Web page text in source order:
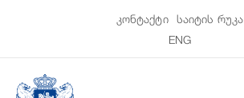
კონტაქტი
საიტის რუკა
ENG